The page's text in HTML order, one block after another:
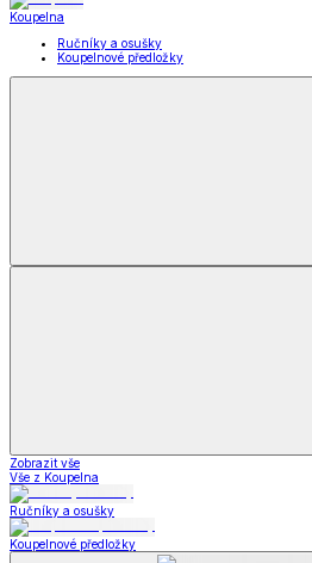
Koupelna
Ručníky a osušky
Koupelnové předložky
Zobrazit vše
Vše z Koupelna
Ručníky a osušky
Koupelnové předložky